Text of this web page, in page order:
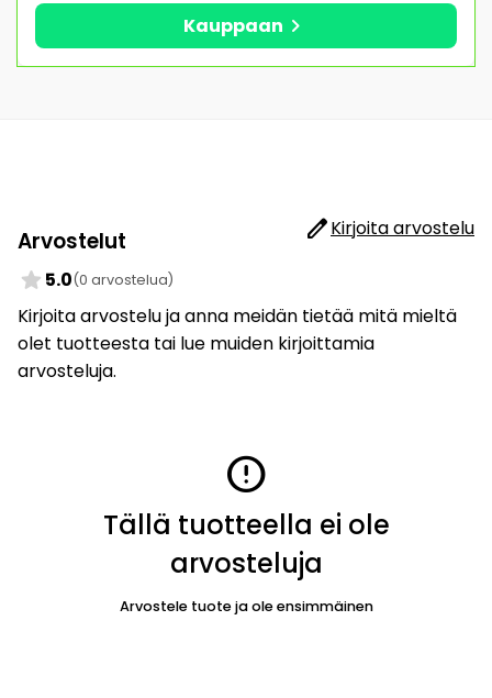
Kauppaan chevron_right
Arvostelut editKirjoita arvostelu
star 5.0(0 arvostelua)
Kirjoita arvostelu ja anna meidän tietää mitä mieltä
olet tuotteesta tai lue muiden kirjoittamia
arvosteluja.
error
Tällä tuotteella ei ole
arvosteluja
Arvostele tuote ja ole ensimmäinen